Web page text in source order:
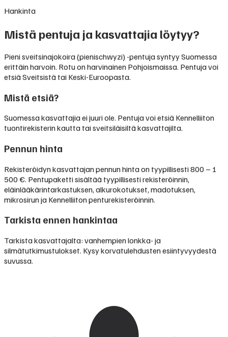
Hankinta
Mistä pentuja ja kasvattajia löytyy?
Pieni sveitsinajokoira (pienischwyzi) -pentuja syntyy Suomessa
erittäin harvoin. Rotu on harvinainen Pohjoismaissa. Pentuja voi
etsiä Sveitsistä tai Keski-Euroopasta.
Mistä etsiä?
Suomessa kasvattajia ei juuri ole. Pentuja voi etsiä Kennelliiton
tuontirekisterin kautta tai sveitsiläisiltä kasvattajilta.
Pennun hinta
Rekisteröidyn kasvattajan pennun hinta on tyypillisesti800 – 1
500 €. Pentupaketti sisältää tyypillisesti rekisteröinnin,
eläinlääkärintarkastuksen, alkurokotukset, madotuksen,
mikrosirun ja Kennelliiton penturekisteröinnin.
Tarkista ennen hankintaa
Tarkista kasvattajalta: vanhempien lonkka- ja
silmätutkimustulokset. Kysy korvatulehdusten esiintyvyydestä
suvussa.